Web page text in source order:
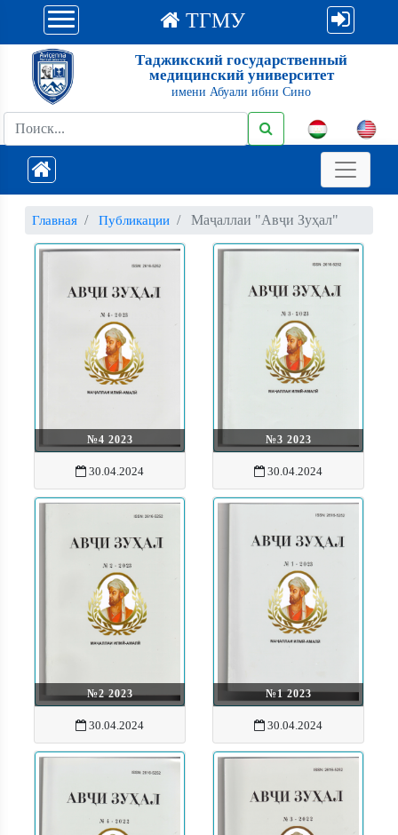
ТГМУ
Таджикский государственный
медицинский университет
имени Абуали ибни Сино
Главная Публикации Маҷаллаи "Авҷи Зуҳал"
№4 2023
30.04.2024
№3 2023
30.04.2024
№2 2023
30.04.2024
№1 2023
30.04.2024